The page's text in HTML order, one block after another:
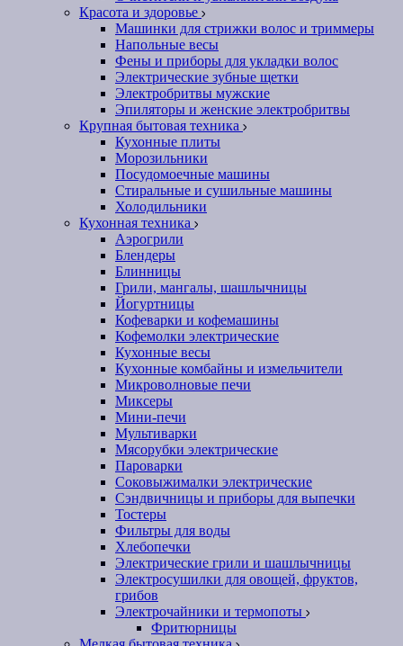
Красота и здоровье
Машинки для стрижки волос и триммеры
Напольные весы
Фены и приборы для укладки волос
Электрические зубные щетки
Электробритвы мужские
Эпиляторы и женские электробритвы
Крупная бытовая техника
Кухонные плиты
Морозильники
Посудомоечные машины
Стиральные и сушильные машины
Холодильники
Кухонная техника
Аэрогрили
Блендеры
Блинницы
Грили, мангалы, шашлычницы
Йогуртницы
Кофеварки и кофемашины
Кофемолки электрические
Кухонные весы
Кухонные комбайны и измельчители
Микроволновые печи
Миксеры
Мини-печи
Мультиварки
Мясорубки электрические
Пароварки
Соковыжималки электрические
Сэндвичницы и приборы для выпечки
Тостеры
Фильтры для воды
Хлебопечки
Электрические грили и шашлычницы
Электросушилки для овощей, фруктов,
грибов
Электрочайники и термопоты
Фритюрницы